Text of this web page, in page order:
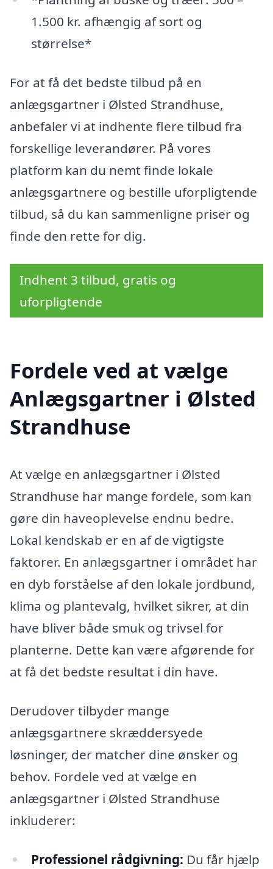
1.500 kr. afhængig af sort og
størrelse*
For at få det bedste tilbud på en
anlægsgartner i Ølsted Strandhuse,
anbefaler vi at indhente flere tilbud fra
forskellige leverandører. På vores
platform kan du nemt finde lokale
anlægsgartnere og bestille uforpligtende
tilbud, så du kan sammenligne priser og
finde den rette for dig.
Indhent 3 tilbud, gratis og
uforpligtende
Fordele ved at vælge
Anlægsgartner i Ølsted
Strandhuse
At vælge en anlægsgartner i Ølsted
Strandhuse har mange fordele, som kan
gøre din haveoplevelse endnu bedre.
Lokal kendskab er en af de vigtigste
faktorer. En anlægsgartner i området har
en dyb forståelse af den lokale jordbund,
klima og plantevalg, hvilket sikrer, at din
have bliver både smuk og trivsel for
planterne. Dette kan være afgørende for
at få det bedste resultat i din have.
Derudover tilbyder mange
anlægsgartnere skræddersyede
løsninger, der matcher dine ønsker og
behov. Fordele ved at vælge en
anlægsgartner i Ølsted Strandhuse
inkluderer:
Professionel rådgivning: Du får hjælp